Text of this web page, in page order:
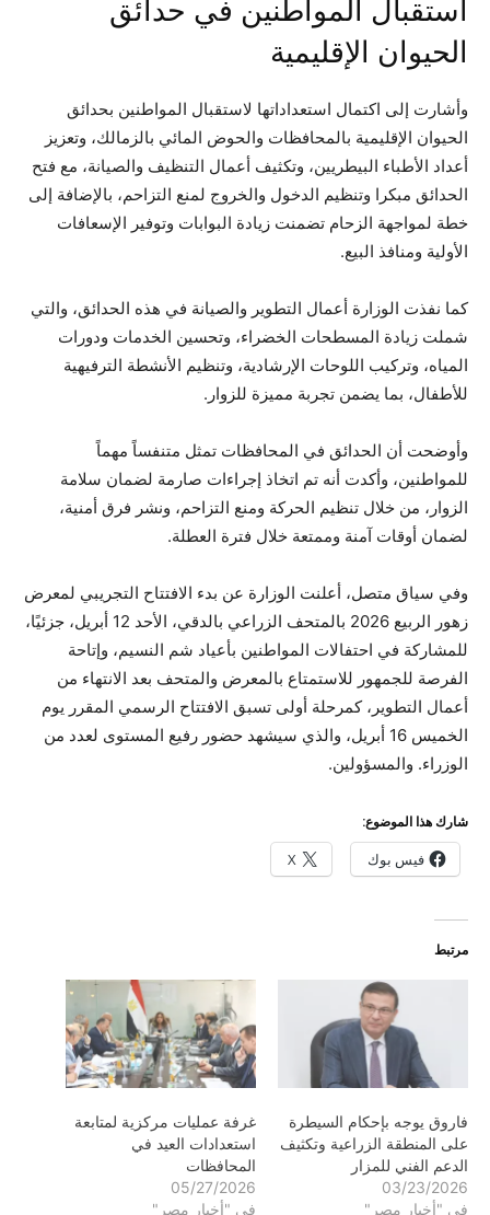
استقبال المواطنين في حدائق
الحيوان الإقليمية
وأشارت إلى اكتمال استعداداتها لاستقبال المواطنين بحدائق
الحيوان الإقليمية بالمحافظات والحوض المائي بالزمالك، وتعزيز
أعداد الأطباء البيطريين، وتكثيف أعمال التنظيف والصيانة، مع فتح
الحدائق مبكرا وتنظيم الدخول والخروج لمنع التزاحم، بالإضافة إلى
خطة لمواجهة الزحام تضمنت زيادة البوابات وتوفير الإسعافات
الأولية ومنافذ البيع.
كما نفذت الوزارة أعمال التطوير والصيانة في هذه الحدائق، والتي
شملت زيادة المسطحات الخضراء، وتحسين الخدمات ودورات
المياه، وتركيب اللوحات الإرشادية، وتنظيم الأنشطة الترفيهية
للأطفال، بما يضمن تجربة مميزة للزوار.
وأوضحت أن الحدائق في المحافظات تمثل متنفساً مهماً
للمواطنين، وأكدت أنه تم اتخاذ إجراءات صارمة لضمان سلامة
الزوار، من خلال تنظيم الحركة ومنع التزاحم، ونشر فرق أمنية،
لضمان أوقات آمنة وممتعة خلال فترة العطلة.
وفي سياق متصل، أعلنت الوزارة عن بدء الافتتاح التجريبي لمعرض
زهور الربيع 2026 بالمتحف الزراعي بالدقي، الأحد 12 أبريل، جزئيًا،
للمشاركة في احتفالات المواطنين بأعياد شم النسيم، وإتاحة
الفرصة للجمهور للاستمتاع بالمعرض والمتحف بعد الانتهاء من
أعمال التطوير، كمرحلة أولى تسبق الافتتاح الرسمي المقرر يوم
الخميس 16 أبريل، والذي سيشهد حضور رفيع المستوى لعدد من
الوزراء. والمسؤولين.
شارك هذا الموضوع:
فيس بوك X
مرتبط
فاروق يوجه بإحكام السيطرة
على المنطقة الزراعية وتكثيف
الدعم الفني للمزار
03/23/2026
في "أخبار مصر"
غرفة عمليات مركزية لمتابعة
استعدادات العيد في
المحافظات
05/27/2026
في "أخبار مصر"